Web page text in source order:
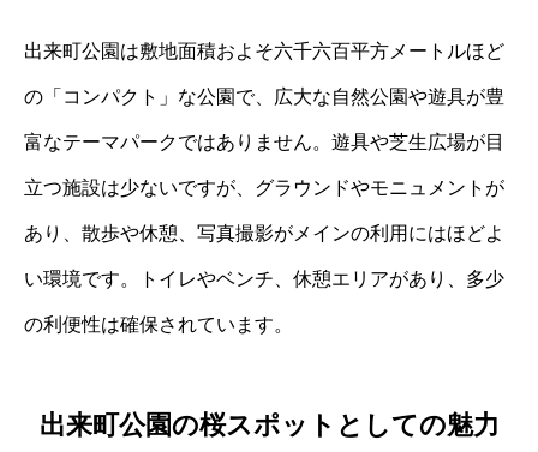
出来町公園は敷地面積およそ六千六百平方メートルほど
の「コンパクト」な公園で、広大な自然公園や遊具が豊
富なテーマパークではありません。遊具や芝生広場が目
立つ施設は少ないですが、グラウンドやモニュメントが
あり、散歩や休憩、写真撮影がメインの利用にはほどよ
い環境です。トイレやベンチ、休憩エリアがあり、多少
の利便性は確保されています。
出来町公園の桜スポットとしての魅力